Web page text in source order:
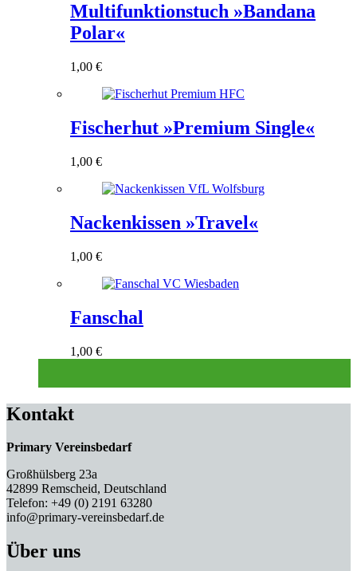
Multifunktionstuch »Bandana
Polar«
1,00 €
Fischerhut »Premium Single«
1,00 €
Nackenkissen »Travel«
1,00 €
Fanschal
1,00 €
Kontakt
Primary Vereinsbedarf
Großhülsberg 23a
42899 Remscheid, Deutschland
Telefon: +49 (0) 2191 63280
info@primary-vereinsbedarf.de
Über uns